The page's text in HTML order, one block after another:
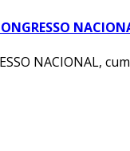
NACIONAL,